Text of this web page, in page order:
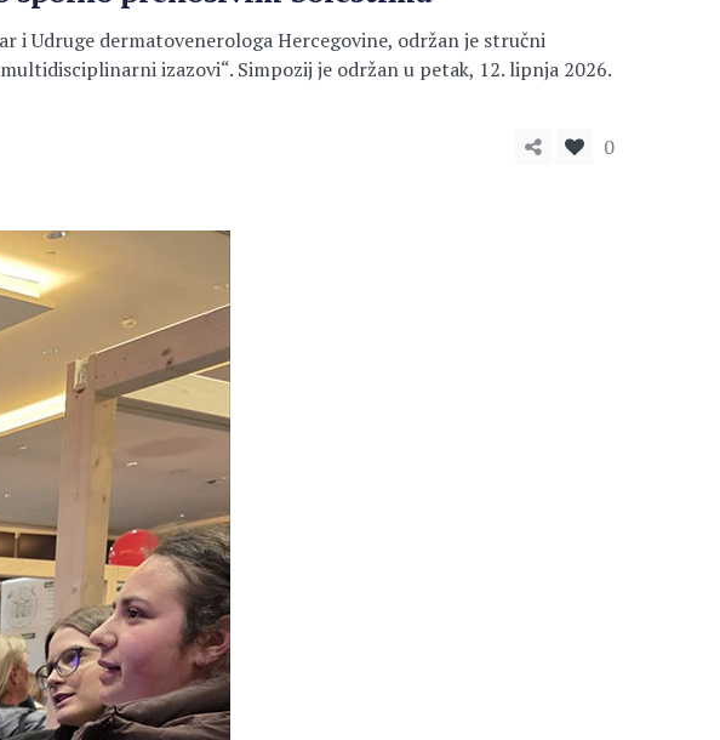
i Udruge dermatovenerologa Hercegovine, održan je stručni
izazovi“. Simpozij je održan u petak, 12. lipnja 2026.
0